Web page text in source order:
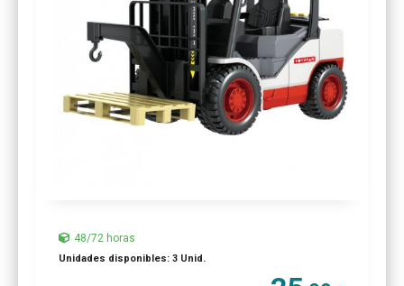
48/72 horas
Unidades disponibles: 3 Unid.